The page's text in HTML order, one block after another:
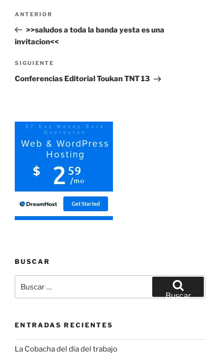
entradas
Entrada
anterior:
ANTERIOR
>>saludos a toda la banda yesta es una
invitacion<<
Siguiente
entrada
SIGUIENTE
Conferencias Editorial Toukan TNT 13
BUSCAR
por:
Buscar
ENTRADAS RECIENTES
La Cobacha del día del trabajo